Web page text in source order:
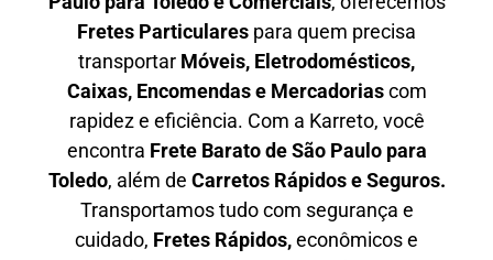
Fretes Particulares para quem precisa
transportar Móveis, Eletrodomésticos,
Caixas, Encomendas e Mercadoriascom
rapidez e eficiência. Com a Karreto, você
encontra Frete Baratode São Paulo para
Toledo, além de Carretos Rápidos e Seguros.
Transportamos tudo com segurança e
cuidado, Fretes Rápidos,econômicos e